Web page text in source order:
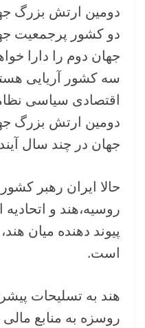
دومین ارتش بزرگ
دو کشور پرجمعیت
جهان دوم را دارا
سه کشور آریایی
اقتصادی سیاسی
دومین ارتش بزرگ
جهان در چند سال
حالا ایران رهبر
روسیه،هند و
پیوند دهنده میان
است.
هند به تسلیحات
روسزه به منابع مالی